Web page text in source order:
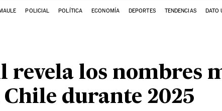
POLICIAL POLÍTICA ECONOMÍA DEPORTES TENDENCIAS DATO
revela los nombres
durante 2025